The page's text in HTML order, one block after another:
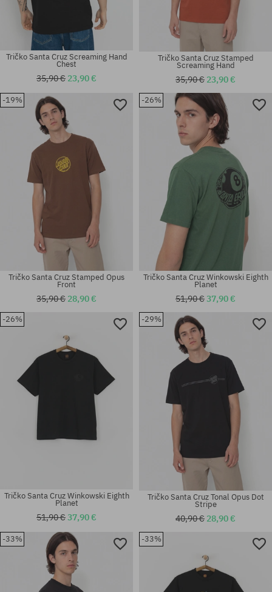
Dostupné veľkosti:
Dostupné veľkosti:
S; M; L; XL; XXL
Dostupné veľkosti:
Tričko Santa Cruz Screaming Hand
Chest
35,90 € 23,90 €
Dostupné veľkosti:
Tričko Santa Cruz Stamped
Screaming Hand
35,90 € 23,90 €
-19%
Dostupné veľkosti:
Tričko Santa Cruz Stamped Opus
Front
35,90 € 28,90 €
-26%
Dostupné veľkosti:
Tričko Santa Cruz Winkowski Eighth
Planet
51,90 €37,90 €
-26%
Tričko Santa Cruz Winkowski Eighth
Planet
51,90 €37,90 €
-29%
Tričko Santa Cruz Tonal Opus Dot
Stripe
40,90 € 28,90 €
-33% -33%